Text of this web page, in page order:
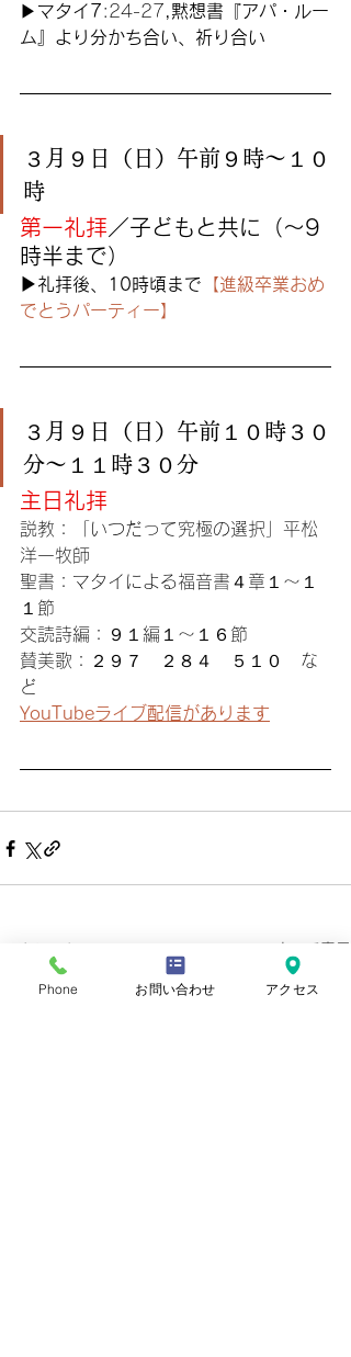
▶︎ マタイ7:24-27 ,黙想書『アパ・ルー
ム』より分かち合い、祈り合い
３月９日（日）午前９時〜１０
時
第一礼拝 ／子どもと共に（〜9
時半まで）
▶︎礼拝後、10時頃まで 【進級卒業おめ
でとうパーティー】
３月９日（日）午前１０時３０
分〜１１時３０分
主日礼拝
説教：「いつだって究極の選択」平松
洋一牧師
聖書：マタイによる福音書４章１〜１
１節
交読詩編：９１編１〜１６節
賛美歌：２９７　２８４　５１０　な
ど
YouTubeライブ配信があります
最新記事
Phone お問い合わせ アクセス